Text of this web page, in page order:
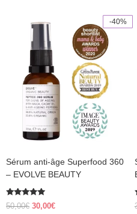
-40%
Sérum anti-âge Superfood 360
– EVOLVE BEAUTY
Rated
5.00
50,00€ Original
30,00€Current